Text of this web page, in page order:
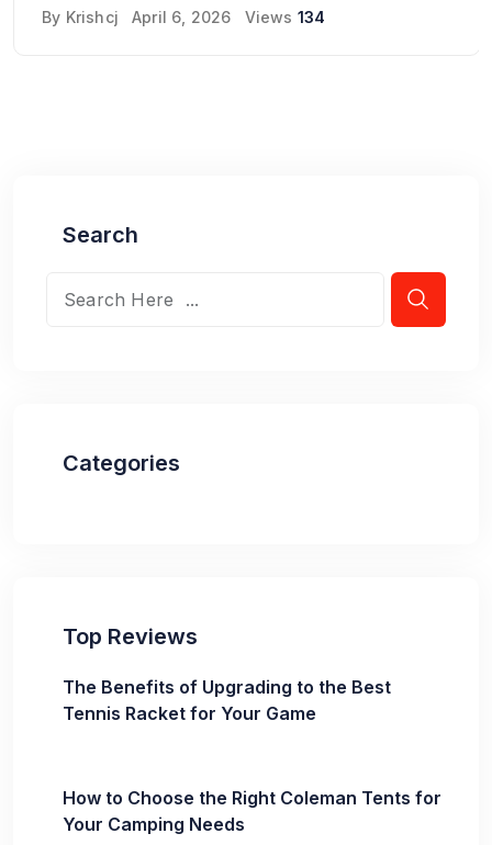
By Krishcj April 6, 2026 Views 134
Search
Categories
Top Reviews
The Benefits of Upgrading to the Best
Tennis Racket for Your Game
How to Choose the Right Coleman Tents for
Your Camping Needs